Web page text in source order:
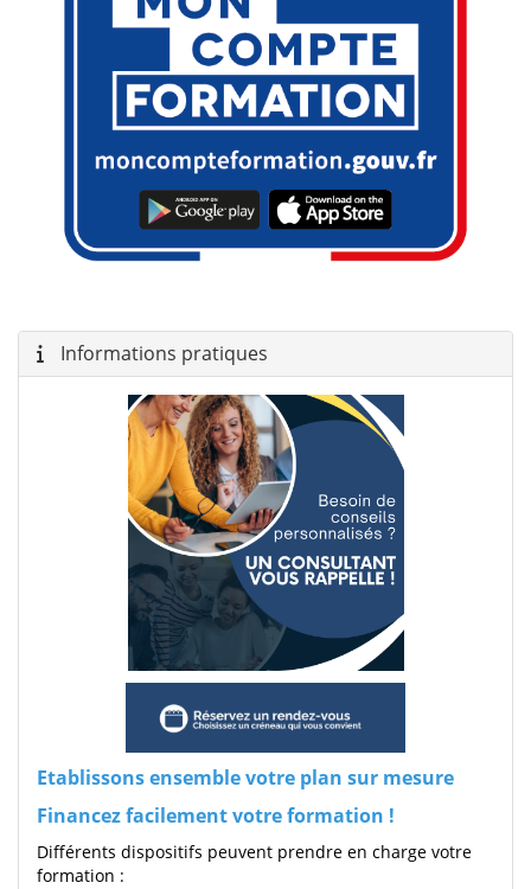
Informations pratiques
Etablissons ensemble votre plan sur mesure
Financez facilement votre formation !
Différents dispositifs peuvent prendre en charge votre
formation :